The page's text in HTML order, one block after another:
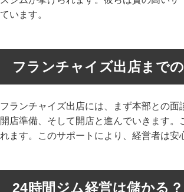
ています。
フランチャイズ出店まで
フランチャイズ出店には、まず本部との
開店準備、そして開店と進んでいきます
れます。このサポートにより、経営者は
24時間ジム経営は儲かる